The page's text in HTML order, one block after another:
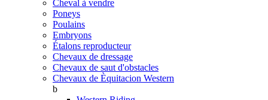
Cheval à vendre
Poneys
Poulains
Embryons
Étalons reproducteur
Chevaux de dressage
Chevaux de saut d'obstacles
Chevaux de Èquitacion Western
b